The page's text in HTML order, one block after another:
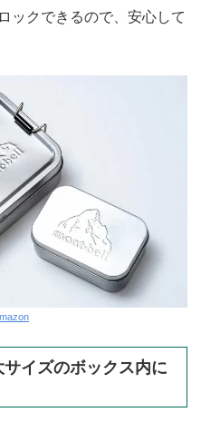
ックできるので、安心して
イズのボックス内に